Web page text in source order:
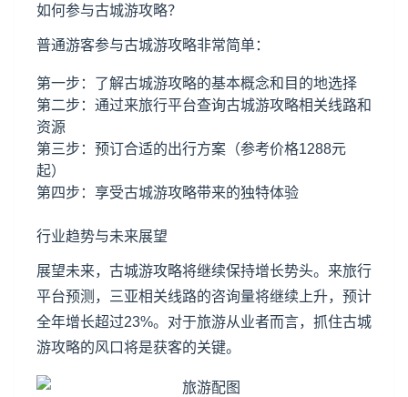
如何参与古城游攻略？
普通游客参与古城游攻略非常简单：
第一步：了解古城游攻略的基本概念和目的地选择
第二步：通过来旅行平台查询古城游攻略相关线路和
资源
第三步：预订合适的出行方案（参考价格1288元
起）
第四步：享受古城游攻略带来的独特体验
行业趋势与未来展望
展望未来，古城游攻略将继续保持增长势头。来旅行
平台预测，三亚相关线路的咨询量将继续上升，预计
全年增长超过23%。对于旅游从业者而言，抓住古城
游攻略的风口将是获客的关键。